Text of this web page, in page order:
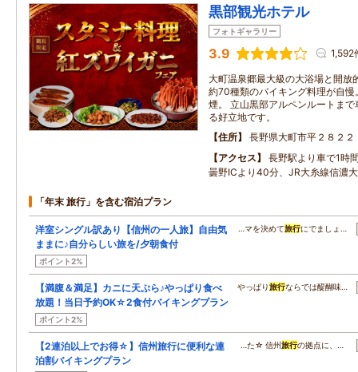
黒部観光ホテル
フォトギャラリー
3.9 1,592
大町温泉郷最大級の大浴場と開放
約70種類のバイキング料理が自
煙。 立山黒部アルペンルートま
る好立地です。
住所
長野県大町市平２８２２
アクセス
長野駅より車で1時
曇野ICより40分、JR大糸線信濃
「年末 旅行」を含む宿泊プラン
洋室シングル訳あり【信州の一人旅】自由気
ままに♪自分らしい旅を/夕朝食付
ポイント2%
…マを決めて旅行にでましょ…
【満腹＆満足】カニに天ぷら♪やっぱり食べ
放題！当日予約OK☆2食付バイキングプラン
ポイント2%
やっぱり旅行ならでは醍醐味…
【2連泊以上でお得☆】信州旅行に便利な連
泊割バイキングプラン
…た☆ 信州旅行の拠点に、…